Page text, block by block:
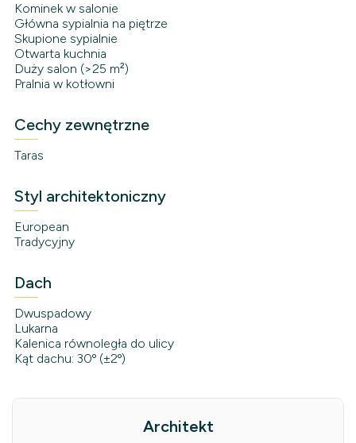
Kominek w salonie
Główna sypialnia na piętrze
Skupione sypialnie
Otwarta kuchnia
Duży salon (>25 m²)
Pralnia w kotłowni
Cechy zewnętrzne
Taras
Styl architektoniczny
European
Tradycyjny
Dach
Dwuspadowy
Lukarna
Kalenica równoległa do ulicy
Kąt dachu: 30º (±2º)
Architekt